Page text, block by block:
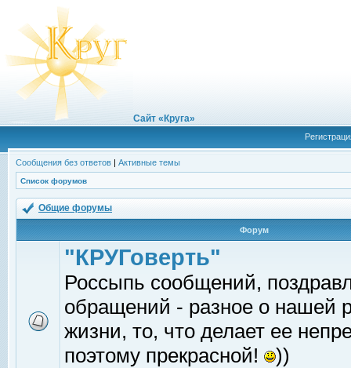
Сайт «Круга»
Сообщения без ответов | Активные темы
Список форумов
Общие форумы
Форум
"КРУГоверть"
Россыпь сообщений,
обращений - разное о нашей
жизни, то, что делает ее
поэтому прекрасной!
))